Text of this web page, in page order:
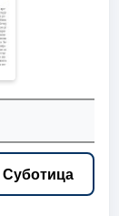
Суботица